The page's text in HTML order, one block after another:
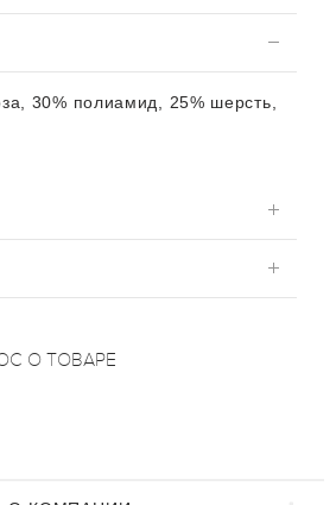
30% полиамид, 25% шерсть,
О ТОВАРЕ